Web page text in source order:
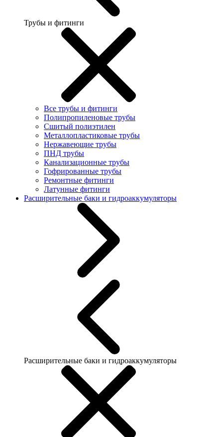
Трубы и фитинги
Все трубы и фитинги
Полипропиленовые трубы
Сшитый полиэтилен
Металлопластиковые трубы
Нержавеющие трубы
ПНД трубы
Канализационные трубы
Гофрированные трубы
Ремонтные фитинги
Латунные фитинги
Расширительные баки и гидроаккумуляторы
Расширительные баки и гидроаккумуляторы